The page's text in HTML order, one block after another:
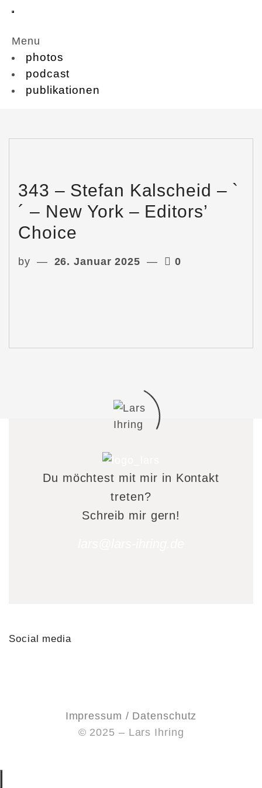
Menu
photos
podcast
publikationen
343 – Stefan Kalscheid – `
´ – New York – Editors’
Choice
by 26. Januar 2025 0
Du möchtest mit mir in Kontakt
treten?
Schreib mir gern!
Social media
Impressum / Datenschutz
© 2025 – Lars Ihring